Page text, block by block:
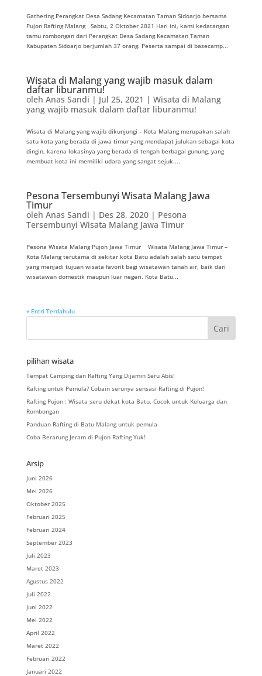
Gathering Perangkat Desa Sadang Kecamatan Taman Sidoarjo bersama
Pujon Rafting Malang Sabtu, 2 Oktober 2021 Hari ini, kami kedatangan
tamu rombongan dari Perangkat Desa Sadang Kecamatan Taman
Kabupaten Sidoarjo berjumlah 37 orang. Peserta sampai di basecamp...
Wisata di Malang yang wajib masuk dalam
daftar liburanmu!
oleh Anas Sandi | Jul 25, 2021 | Wisata di Malang
yang wajib masuk dalam daftar liburanmu!
Wisata di Malang yang wajib dikunjungi – Kota Malang merupakan salah
satu kota yang berada di jawa timur yang mendapat julukan sebagai kota
dingin, karena lokasinya yang berada di tengah berbagai gunung, yang
membuat kota ini memiliki udara yang sangat sejuk....
Pesona Tersembunyi Wisata Malang Jawa
Timur
oleh Anas Sandi | Des 28, 2020| Pesona
Tersembunyi Wisata Malang Jawa Timur
Pesona Wisata Malang Pujon Jawa Timur Wisata Malang Jawa Timur –
Kota Malang terutama di sekitar kota Batu adalah salah satu tempat
yang menjadi tujuan wisata favorit bagi wisatawan tanah air, baik dari
wisatawan domestik maupun luar negeri. Kota Batu...
« Entri Terdahulu
pilihan wisata
Tempat Camping dan Rafting Yang Dijamin Seru Abis!
Rafting untuk Pemula? Cobain serunya sensasi Rafting di Pujon!
Rafting Pujon : Wisata seru dekat kota Batu, Cocok untuk Keluarga dan
Rombongan
Panduan Rafting di Batu Malang untuk pemula
Coba Berarung Jeram di Pujon Rafting Yuk!
Arsip
Juni 2026
Mei 2026
Oktober 2025
Februari 2025
Februari 2024
September 2023
Juli 2023
Maret 2023
Agustus 2022
Juli 2022
Juni 2022
Mei 2022
April 2022
Maret 2022
Februari 2022
Januari 2022